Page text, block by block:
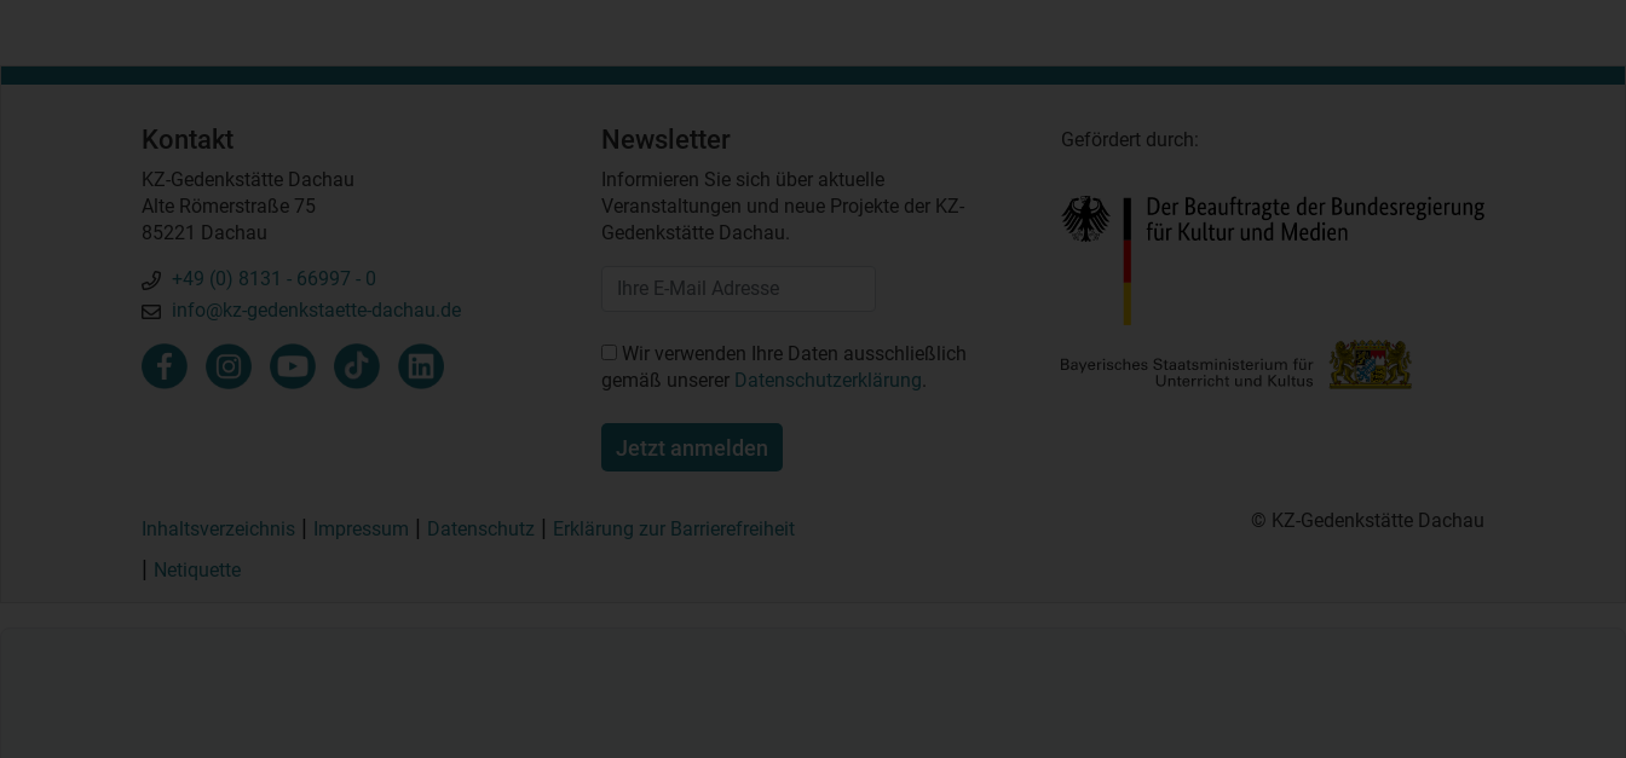
Kontakt
KZ-Gedenkstätte Dachau
Alte Römerstraße 75
85221 Dachau
+49 (0) 8131 - 66997 - 0
info@kz-gedenkstaette-dachau.de
Newsletter
Informieren Sie sich über aktuelle
Veranstaltungen und neue Projekte der KZ-
Gedenkstätte Dachau.
Wir verwenden Ihre Daten ausschließlich
gemäß unserer Datenschutzerklärung.
Jetzt anmelden
Gefördert durch:
Inhaltsverzeichnis Impressum Datenschutz
Erklärung zur Barrierefreiheit
Netiquette
© KZ-Gedenkstätte Dachau